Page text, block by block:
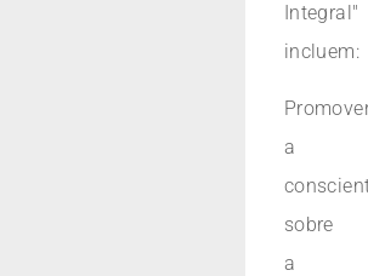
Integral"
incluem:
a
sobre
a